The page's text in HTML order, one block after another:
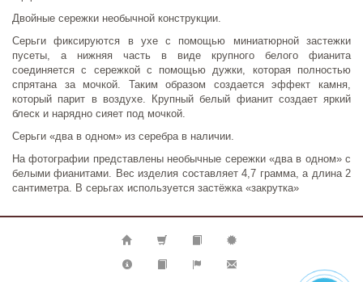
Двойные сережки необычной конструкции.
Серьги фиксируются в ухе с помощью миниатюрной застежки
пусеты, а нижняя часть в виде крупного белого фианита
соединяется с сережкой с помощью дужки, которая полностью
спрятана за мочкой. Таким образом создается эффект камня,
который парит в воздухе. Крупный белый фианит создает яркий
блеск и нарядно сияет под мочкой.
Серьги «два в одном» из серебра в наличии.
На фотографии представлены необычные сережки «два в одном» с
белыми фианитами. Вес изделия составляет 4,7 грамма, а длина 2
сантиметра. В серьгах используется застёжка «закрутка»